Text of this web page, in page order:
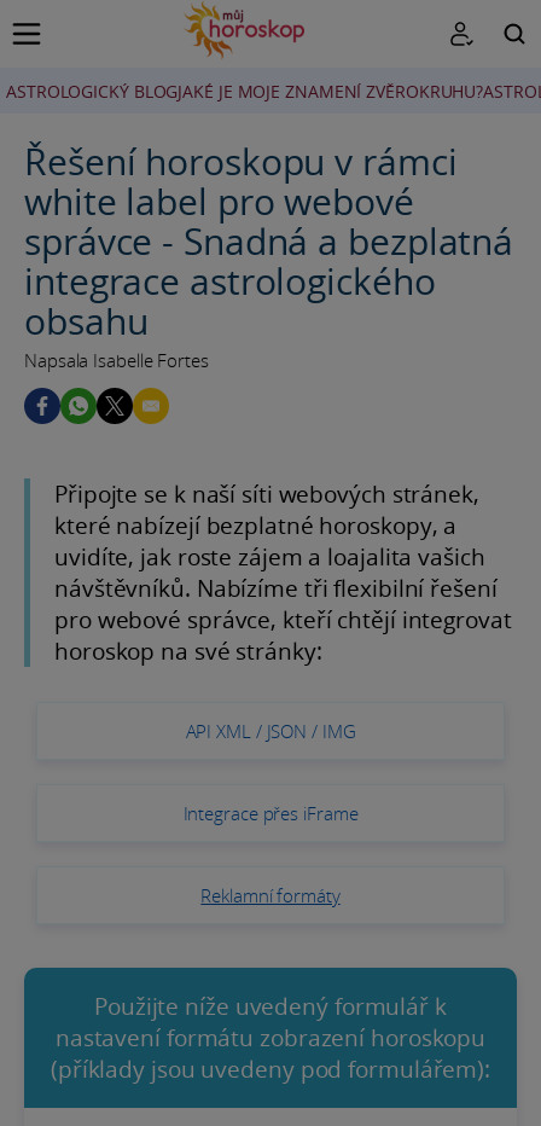
ASTROLOGICKÝ BLOGJAKÉ JE MOJE ZNAMENÍ ZVĚROKRUHU?
Řešení horoskopu v rámci
white label pro webové
správce - Snadná a bezplatná
integrace astrologického
obsahu
Napsala Isabelle Fortes
Připojte se k naší síti webových stránek,
které nabízejí bezplatné horoskopy, a
uvidíte, jak roste zájem a loajalita vašich
návštěvníků. Nabízíme tři flexibilní řešení
pro webové správce, kteří chtějí integrovat
horoskop na své stránky:
API XML / JSON / IMG
Integrace přes iFrame
Reklamní formáty
Použijte níže uvedený formulář k
nastavení formátu zobrazení horoskopu
(příklady jsou uvedeny pod formulářem):